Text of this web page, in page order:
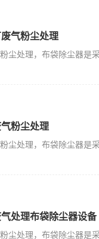
气粉尘处理
粉尘处理
处理布袋除尘器设备